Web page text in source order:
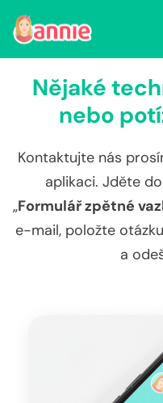
Nějaké
nebo
Kontaktujte nás
aplikaci. Jděte do
„Formulář zpětné
e-mail, položte
a